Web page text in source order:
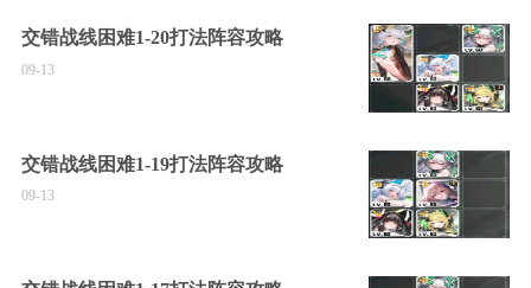
交错战线困难1-20打法阵容攻略
09-13
交错战线困难1-19打法阵容攻略
09-13